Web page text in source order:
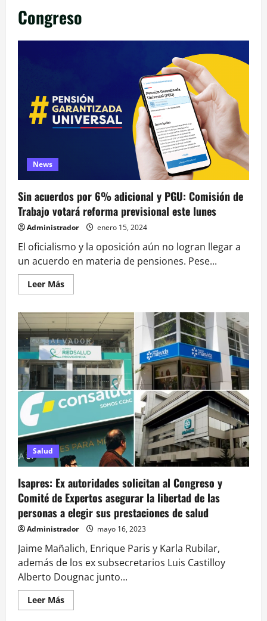
Congreso
News
Sin acuerdos por 6% adicional y PGU: Comisión de
Trabajo votará reforma previsional este lunes
Administrador enero 15, 2024
El oficialismo y la oposición aún no logran llegar a
un acuerdo en materia de pensiones. Pese...
Leer MásLeer
más
Sin
acuerdos
por
6%
adicional
y
PGU:
Comisión
de
Trabajo
votará
reforma
previsional
este
lunes
Salud
Isapres: Ex autoridades solicitan al Congreso y
Comité de Expertos asegurar la libertad de las
personas a elegir sus prestaciones de salud
Administrador mayo 16, 2023
Jaime Mañalich, Enrique Paris y Karla Rubilar,
además de los ex subsecretarios Luis Castilloy
Alberto Dougnac junto...
Leer MásLeer
más